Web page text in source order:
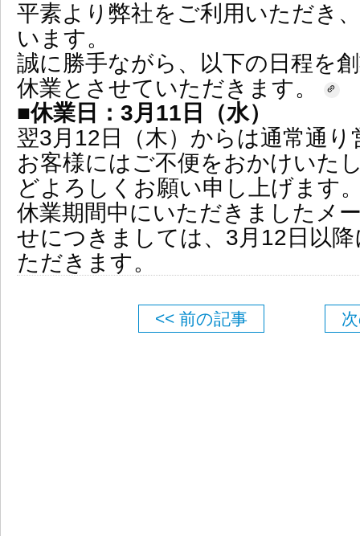
平素より弊社をご利用いただき
います。
誠に勝手ながら、以下の日程を
休業とさせていただきます。
■休業日：3月11日（水）
翌3月12日（木）からは通常通
お客様にはご不便をおかけいた
どよろしくお願い申し上げます
休業期間中にいただきましたメ
せにつきましては、3月12日以
ただきます。
<< 前の記事